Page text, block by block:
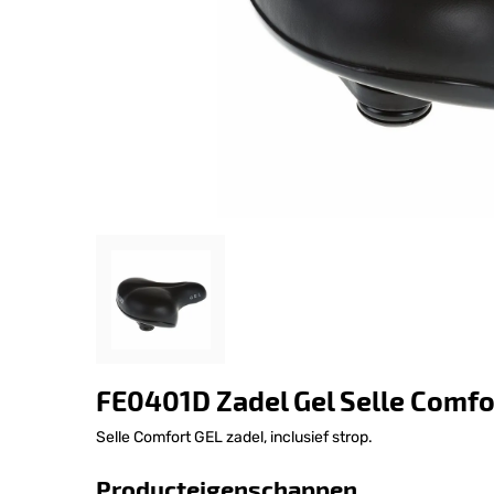
FE0401D Zadel Gel Selle
Selle Comfort GEL zadel, inclusief strop.